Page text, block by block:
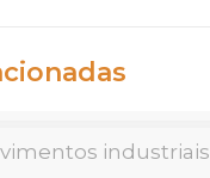
industriais